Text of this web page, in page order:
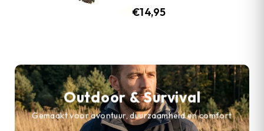
€14,95
Outdoor & Survival
Gemaakt voor avontuur, duurzaamheid en comfort